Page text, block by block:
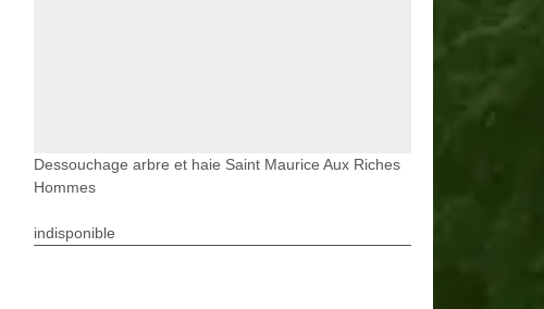
Dessouchage arbre et haie Saint Maurice Aux Riches
Hommes
indisponible